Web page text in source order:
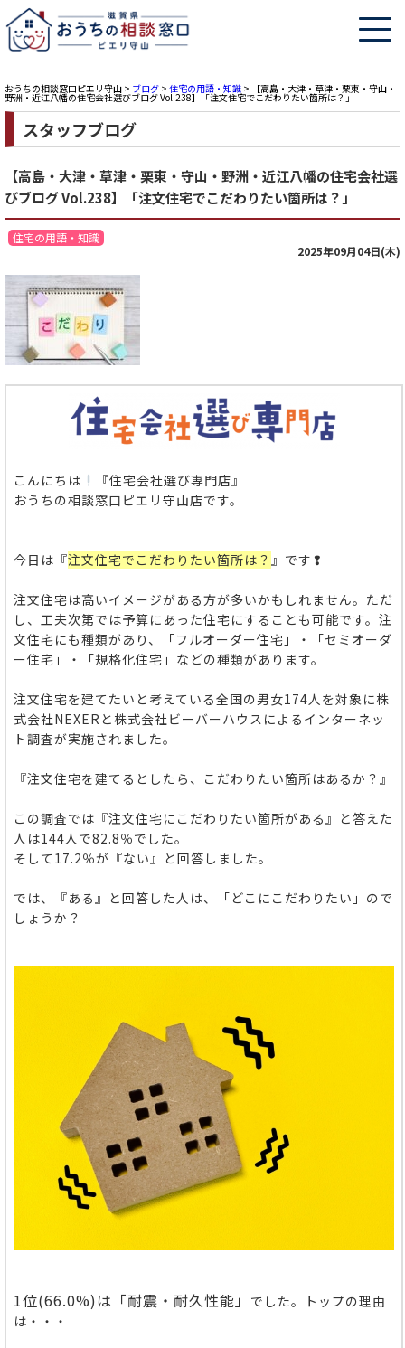
おうちの相談窓口ピエリ守山 > ブログ > 住宅の用語・知識 > 【高島・大津・草津・栗東・守山・
野洲・近江八幡の住宅会社選びブログ Vol.238】「注文住宅でこだわりたい箇所は？」
スタッフブログ
【高島・大津・草津・栗東・守山・野洲・近江八幡の住宅会社選
びブログ Vol.238】「注文住宅でこだわりたい箇所は？」
住宅の用語・知識
2025年09月04日(木)
こんにちは
『住宅会社選び専門店』
おうちの相談窓口ピエリ守山店です。
今日は『注文住宅でこだわりたい箇所は？ 』です❢
注文住宅は高いイメージがある方が多いかもしれません。ただ
し、工夫次第では予算にあった住宅にすることも可能です。注
文住宅にも種類があり、「フルオーダー住宅」・「セミオーダ
ー住宅」・「規格化住宅」などの種類があります。
注文住宅を建てたいと考えている全国の男女174人を対象に株
式会社NEXERと株式会社ビーバーハウスによる インターネッ
ト調査が実施されました。
『注文住宅を建てるとしたら、こだわりたい箇所はあるか？』
この調査では『注文住宅にこだわりたい箇所がある』と答えた
人 は144人で82.8％でした。
そして17.2％が『ない』と回答しました。
では、『ある』と回答した人は、「どこにこだわりたい」ので
しょうか？
1位(66.0%)は「耐震・耐久性能」 でした。
トップの理由
は・・・